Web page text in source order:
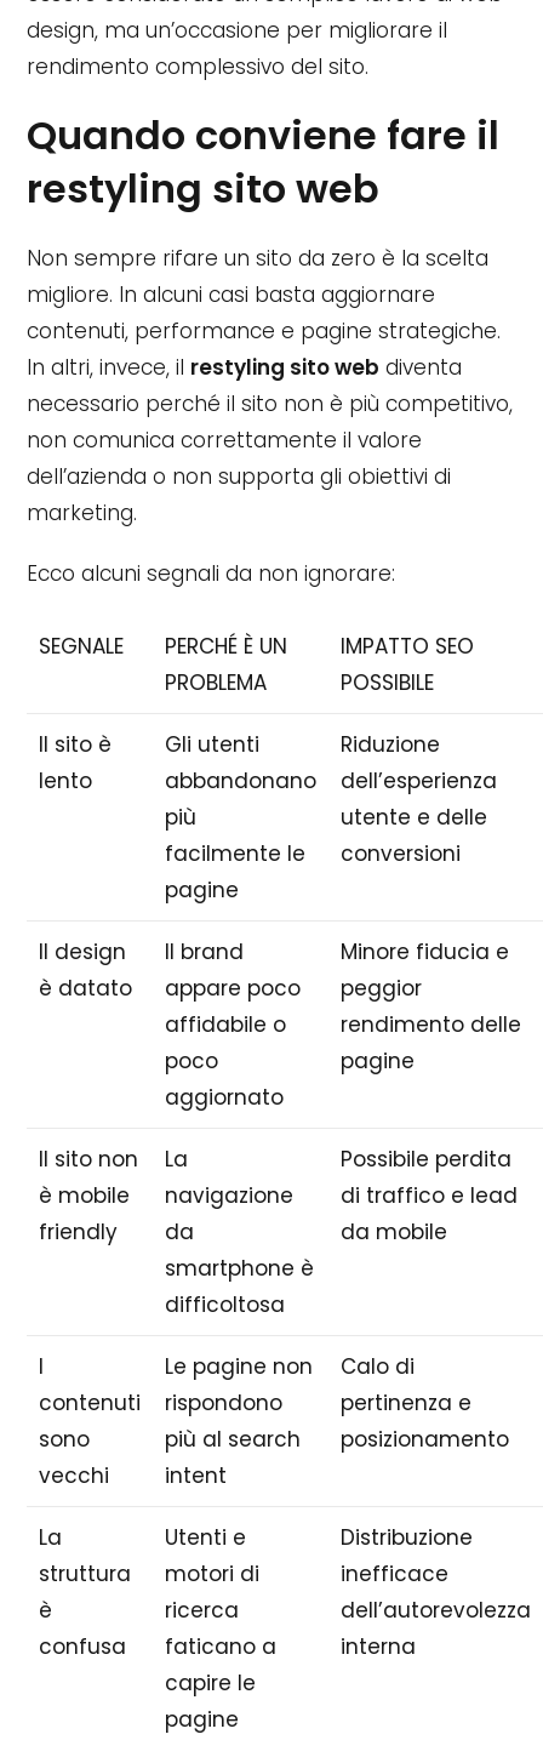
design, ma un’occasione per migliorare il
rendimento complessivo del sito.
Quando conviene fare il
restyling sito web
Non sempre rifare un sito da zero è la scelta
migliore. In alcuni casi basta aggiornare
contenuti, performance e pagine strategiche.
In altri, invece, il restyling sito web diventa
necessario perché il sito non è più competitivo,
non comunica correttamente il valore
dell’azienda o non supporta gli obiettivi di
marketing.
Ecco alcuni segnali da non ignorare:
SEGNALE
PERCHÉ È UN
PROBLEMA
IMPATTO SEO
POSSIBILE
Il sito è
lento
Gli utenti
abbandonano
più
facilmente le
pagine
Riduzione
dell’esperienza
utente e delle
conversioni
Il design
è datato
Il brand
appare poco
affidabile o
poco
aggiornato
Minore fiducia e
peggior
rendimento delle
pagine
Il sito non
è mobile
friendly
La
navigazione
da
smartphone è
difficoltosa
Possibile perdita
di traffico e lead
da mobile
I
contenuti
sono
vecchi
Le pagine non
rispondono
più al search
intent
Calo di
pertinenza e
posizionamento
La
struttura
è
confusa
Utenti e
motori di
ricerca
faticano a
capire le
pagine
Distribuzione
inefficace
dell’autorevolezza
interna